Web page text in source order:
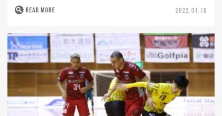
READ MORE 2022.01.15